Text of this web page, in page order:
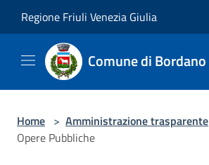
Regione Friuli Venezia Giulia
Comune di Bordano
Home > Amministrazione trasparente
Opere Pubbliche